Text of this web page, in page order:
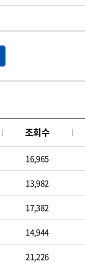
조회수
16,965
13,982
17,382
14,944
21,226